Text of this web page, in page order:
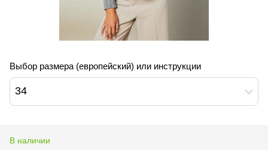
Выбор размера (европейский) или инструкции
34
В наличии